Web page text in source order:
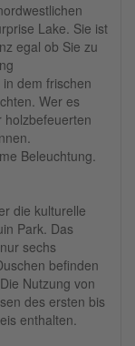
Lake. Sie ist
egal ob Sie zu
dem frischen
Wer es
holzbefeuerten
Beleuchtung.
die kulturelle
Park. Das
sechs
befinden
Nutzung von
des ersten bis
enthalten.